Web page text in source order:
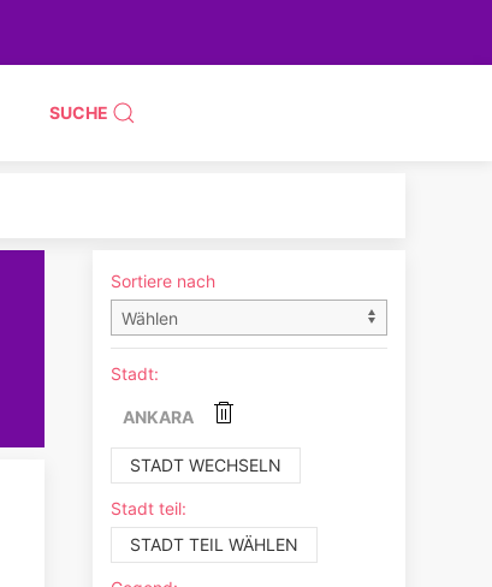
SUCHE
Sortiere nach
Stadt:
ANKARA
STADT WECHSELN
Stadt teil:
STADT TEIL WÄHLEN